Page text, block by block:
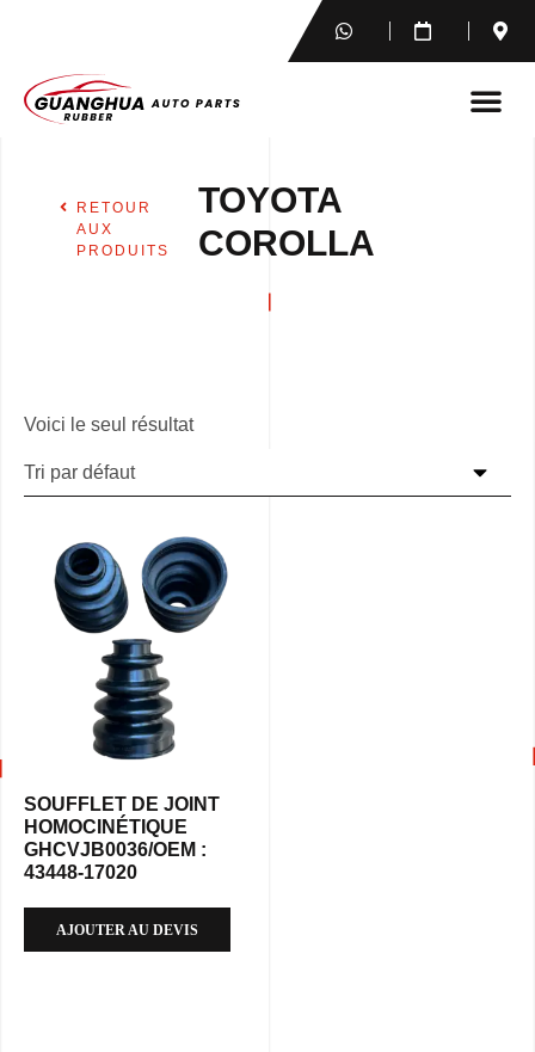
RETOUR
AUX
PRODUITS
TOYOTA
COROLLA
Voici le seul résultat
SOUFFLET DE JOINT
HOMOCINÉTIQUE
GHCVJB0036/OEM :
43448-17020
AJOUTER AU DEVIS